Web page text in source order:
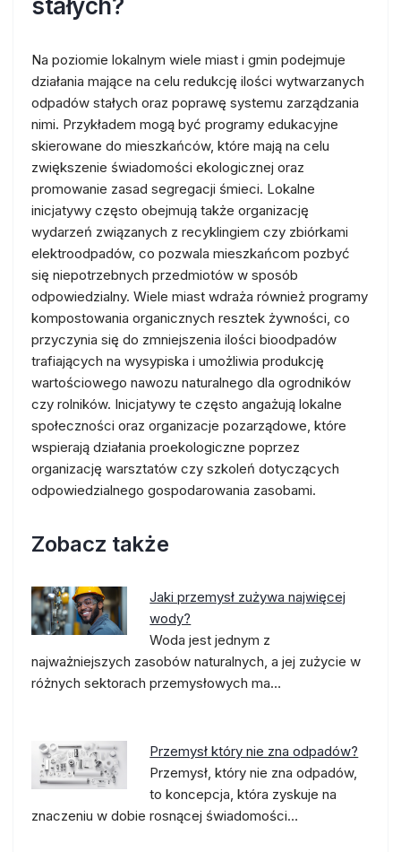
stałych?
Na poziomie lokalnym wiele miast i gmin podejmuje
działania mające na celu redukcję ilości wytwarzanych
odpadów stałych oraz poprawę systemu zarządzania
nimi. Przykładem mogą być programy edukacyjne
skierowane do mieszkańców, które mają na celu
zwiększenie świadomości ekologicznej oraz
promowanie zasad segregacji śmieci. Lokalne
inicjatywy często obejmują także organizację
wydarzeń związanych z recyklingiem czy zbiórkami
elektroodpadów, co pozwala mieszkańcom pozbyć
się niepotrzebnych przedmiotów w sposób
odpowiedzialny. Wiele miast wdraża również programy
kompostowania organicznych resztek żywności, co
przyczynia się do zmniejszenia ilości bioodpadów
trafiających na wysypiska i umożliwia produkcję
wartościowego nawozu naturalnego dla ogrodników
czy rolników. Inicjatywy te często angażują lokalne
społeczności oraz organizacje pozarządowe, które
wspierają działania proekologiczne poprzez
organizację warsztatów czy szkoleń dotyczących
odpowiedzialnego gospodarowania zasobami.
Zobacz także
Jaki przemysł zużywa najwięcej
wody?
Woda jest jednym z
najważniejszych zasobów naturalnych, a jej zużycie w
różnych sektorach przemysłowych ma…
Przemysł który nie zna odpadów?
Przemysł, który nie zna odpadów,
to koncepcja, która zyskuje na
znaczeniu w dobie rosnącej świadomości…